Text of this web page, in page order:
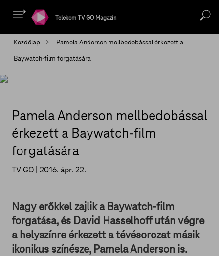
Telekom TV GO Magazin
Kezdőlap
Pamela Anderson mellbedobással érkezett a
Baywatch-film forgatására
Pamela Anderson mellbedobással
érkezett a Baywatch-film
forgatására
TV GO | 2016. ápr. 22.
Nagy erőkkel zajlik a Baywatch-film
forgatása, és David Hasselhoff után végre
a helyszínre érkezett a tévésorozat másik
ikonikus színésze, Pamela Anderson is.